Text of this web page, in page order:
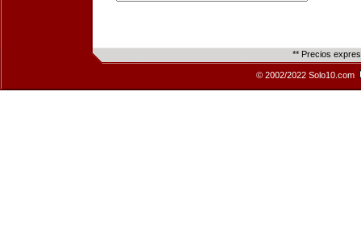
** Precios
© 2002/2022 Solo10.com